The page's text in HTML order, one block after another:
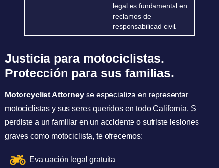
legal es fundamental en
reclamos de
responsabilidad civil.
Justicia para motociclistas.
Protección para sus familias.
Motorcyclist Attorney se especializa en representar
motociclistas y sus seres queridos en todo California. Si
perdiste a un familiar en un accidente o sufriste lesiones
graves como motociclista, te ofrecemos:
Evaluación legal gratuita